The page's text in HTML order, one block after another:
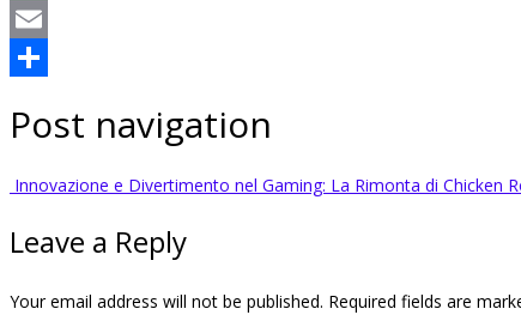
WhatsApp
Email
Post navigation
Innovazione e Divertimento nel Gaming: La Rimonta di Chicken
Leave a Reply
Your email address will not be published. Required fields are